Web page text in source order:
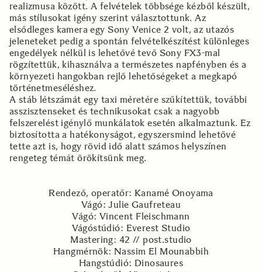
realizmusa között. A felvételek többsége kézből készült,
más stílusokat igény szerint választottunk. Az
elsődleges kamera egy Sony Venice 2 volt, az utazós
jeleneteket pedig a spontán felvételkészítést különleges
engedélyek nélkül is lehetővé tevő Sony FX3-mal
rögzítettük, kihasználva a természetes napfényben és a
környezeti hangokban rejlő lehetőségeket a megkapó
történetmeséléshez.
A stáb létszámát egy taxi méretére szűkítettük, további
asszisztenseket és technikusokat csak a nagyobb
felszerelést igénylő munkálatok esetén alkalmaztunk. Ez
biztosította a hatékonyságot, egyszersmind lehetővé
tette azt is, hogy rövid idő alatt számos helyszínen
rengeteg témát örökítsünk meg.
Rendező, operatőr: Kanamé Onoyama
Vágó: Julie Gaufreteau
Vágó: Vincent Fleischmann
Vágóstúdió: Everest Studio
Mastering: 42 // post.studio
Hangmérnök: Nassim El Mounabbih
Hangstúdió: Dinosaures